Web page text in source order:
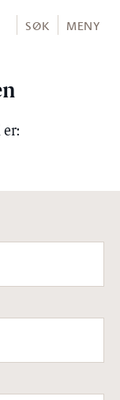
SØK MENY
er: